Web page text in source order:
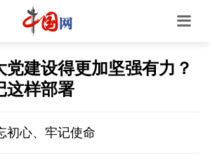
党建设得更加坚强有力？
这样部署
初心、牢记使命